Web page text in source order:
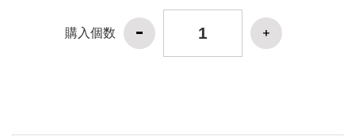
購入個数